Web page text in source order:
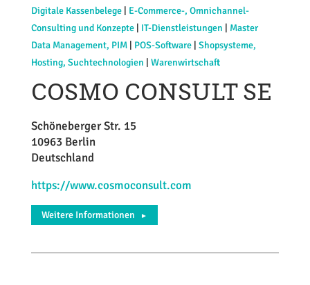
Digitale Kassenbelege| E-Commerce-, Omnichannel-
Consulting und Konzepte| IT-Dienstleistungen
Master
Data Management, PIM| POS-Software| Shopsysteme,
Hosting, Suchtechnologien
Warenwirtschaft
COSMO CONSULT SE
Schöneberger Str. 15
10963 Berlin
Deutschland
https://www.cosmoconsult.com
Weitere Informationen ►